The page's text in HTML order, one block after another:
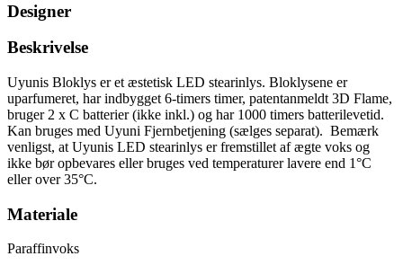
Designer
Beskrivelse
Uyunis Bloklys er et æstetisk LED stearinlys. Bloklysene er
uparfumeret, har indbygget 6-timers timer, patentanmeldt 3D Flame,
bruger 2 x C batterier (ikke inkl.) og har 1000 timers batterilevetid.
Kan bruges med Uyuni Fjernbetjening (sælges separat). Bemærk
venligst, at Uyunis LED stearinlys er fremstillet af ægte voks og
ikke bør opbevares eller bruges ved temperaturer lavere end 1°C
eller over 35°C.
Materiale
Paraffinvoks